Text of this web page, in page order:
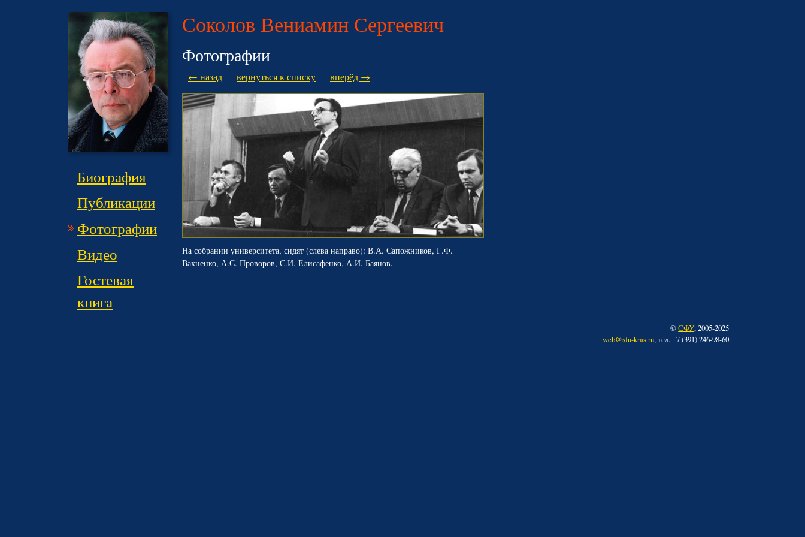
Биография
Публикации
Фотографии
Видео
Гостевая
книга
Соколов Вениамин Сергеевич
Фотографии
← назад вернуться к списку вперёд →
На собрании университета, сидят (слева направо): В.А. Сапожников, Г.Ф.
Вахненко, А.С. Проворов, С.И. Елисафенко, А.И. Баянов.
©СФУ, 2005-2025
web@sfu-kras.ru, тел. +7 (391) 246-98-60